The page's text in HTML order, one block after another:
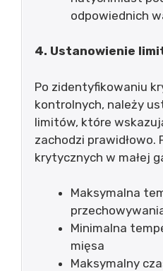
odpowiednich
4. Ustanowienie
Po zidentyfikowaniu
kontrolnych, należy
limitów, które
zachodzi prawidłowo.
krytycznych w małej
Maksymalna
Minimalna
mięsa
Maksymalny